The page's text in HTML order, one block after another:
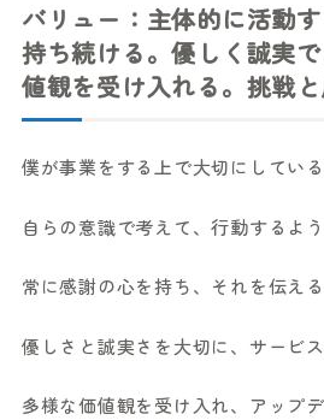
バリュー：主体的に活動
持ち続ける。優しく誠実
値観を受け入れる。挑戦と
僕が事業をする上で大切にしてい
自らの意識で考えて、行動するよ
常に感謝の心を持ち、それを伝え
優しさと誠実さを大切に、サービ
多様な価値観を受け入れ、アップ